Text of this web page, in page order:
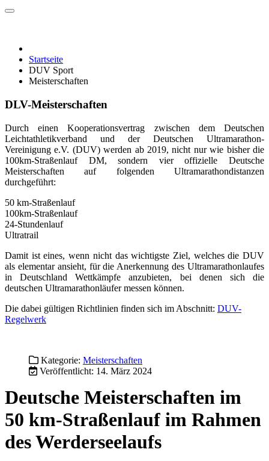
Startseite
DUV Sport
Meisterschaften
DLV-Meisterschaften
Durch einen Kooperationsvertrag zwischen dem Deutschen
Leichtathletikverband und der Deutschen Ultramarathon-
Vereinigung e.V. (DUV) werden ab 2019, nicht nur wie bisher die
100km-Straßenlauf DM, sondern vier offizielle Deutsche
Meisterschaften auf folgenden Ultramarathondistanzen
durchgeführt:
50 km-Straßenlauf
100km-Straßenlauf
24-Stundenlauf
Ultratrail
Damit ist eines, wenn nicht das wichtigste Ziel, welches die DUV
als elementar ansieht, für die Anerkennung des Ultramarathonlaufes
in Deutschland Wettkämpfe anzubieten, bei denen sich die
deutschen Ultramarathonläufer messen können.
Die dabei gültigen Richtlinien finden sich im Abschnitt: DUV-
Regelwerk
Kategorie: Meisterschaften
Veröffentlicht: 14. März 2024
Deutsche Meisterschaften im
50 km-Straßenlauf im Rahmen
des Werderseelaufs